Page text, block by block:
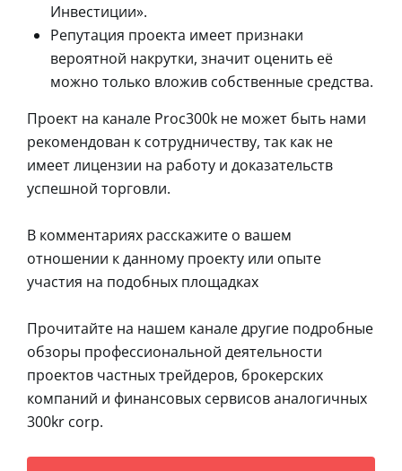
Инвестиции».
Репутация проекта имеет признаки
вероятной накрутки, значит оценить её
можно только вложив собственные средства.
Проект на канале Proc300k не может быть нами
рекомендован к сотрудничеству, так как не
имеет лицензии на работу и доказательств
успешной торговли.
В комментариях расскажите о вашем
отношении к данному проекту или опыте
участия на подобных площадках
Прочитайте на нашем канале другие подробные
обзоры профессиональной деятельности
проектов частных трейдеров, брокерских
компаний и финансовых сервисов аналогичных
300kr corp.